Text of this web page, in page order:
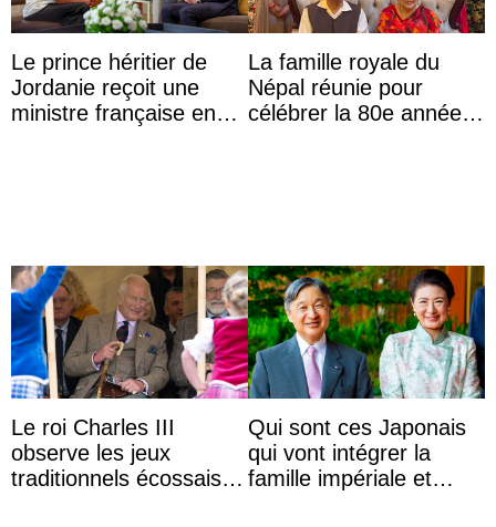
Le prince héritier de
Jordanie reçoit une
ministre française en
La famille royale du
Népal réunie pour
célébrer la 80e année
Le roi Charles III
observe les jeux
traditionnels écossais
Qui sont ces Japonais
qui vont intégrer la
famille impériale et